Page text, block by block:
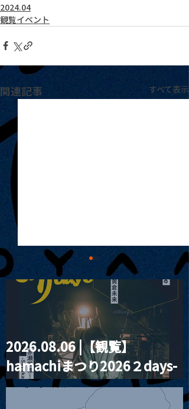
2024.04
観覧イベント
関連記事 すべて表示
MoonRomantic
Channel1周年記念Live
2026.08.06 |【観覧】
hamachiまつり2026２days-
月見ル君想フ編②